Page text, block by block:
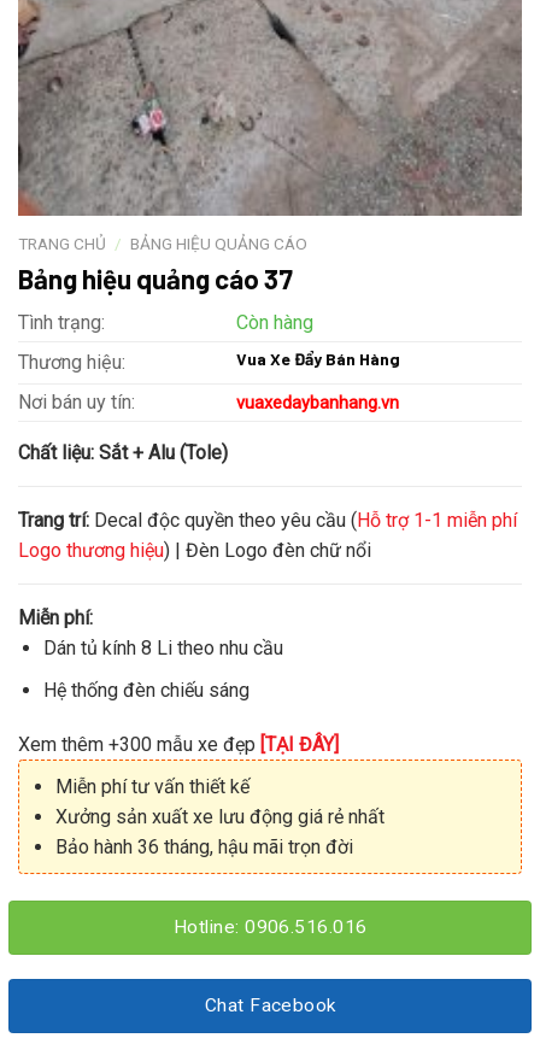
TRANG CHỦ / BẢNG HIỆU QUẢNG CÁO
Bảng hiệu quảng cáo 37
Tình trạng:
Còn hàng
Thương hiệu:
Vua Xe Đẩy Bán Hàng
Nơi bán uy tín: vuaxedaybanhang.vn
Chất liệu: Sắt + Alu (Tole)
Trang trí: Decal độc quyền theo yêu cầu (Hỗ trợ 1-1 miễn phí
Logo thương hiệu) | Đèn Logo đèn chữ nổi
Miễn phí:
Dán tủ kính 8 Li theo nhu cầu
Hệ thống đèn chiếu sáng
Xem thêm +300 mẫu xe đẹp [TẠI ĐÂY]
Miễn phí tư vấn thiết kế
Xưởng sản xuất xe lưu động giá rẻ nhất
Bảo hành 36 tháng, hậu mãi trọn đời
Hotline: 0906.516.016
Chat Facebook